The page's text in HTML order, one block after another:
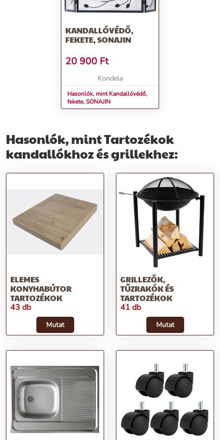
KANDALLÓVÉDŐ,
FEKETE, SONAJIN
20 900 Ft
Kondela
Hasonlók, mint Kandallóvédő,
fekete, SONAJIN
Hasonlók, mint Tartozékok
kandallókhoz és grillekhez:
ELEMES
KONYHABÚTOR
TARTOZÉKOK
43 db
Mutat
GRILLEZŐK,
TŰZRAKÓK ÉS
TARTOZÉKOK
41 db
Mutat